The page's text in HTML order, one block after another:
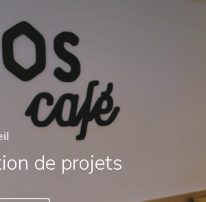
de projets